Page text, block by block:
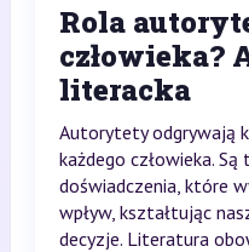
Rola
człowieka?
literacka
Autorytety odgrywają
każdego człowieka.
doświadczenia, które
wpływ, kształtując
decyzje. Literatura